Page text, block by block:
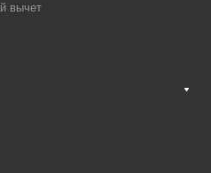
вычет